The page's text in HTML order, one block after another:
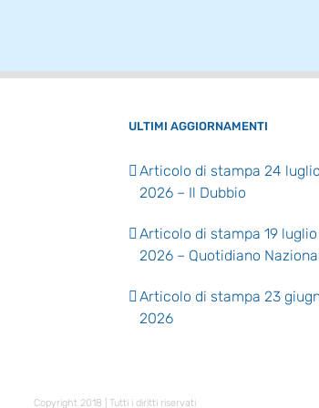
ULTIMI AGGIORNAMENTI
Articolo di stampa 24 luglio
2026 – Il Dubbio
Articolo di stampa 19 luglio
2026 – Quotidiano
Articolo di stampa 23
2026
Copyright 2018 | Tutti i diritti riservati